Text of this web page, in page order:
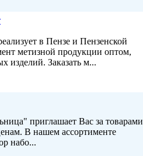
в Пензе и Пензенской
метизной продукции оптом,
изделий. Заказать м...
приглашает Вас за товарами
В нашем ассортименте
набо...